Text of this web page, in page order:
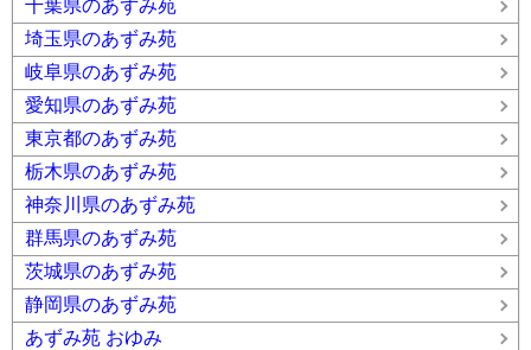
千葉県のあずみ苑
埼玉県のあずみ苑
岐阜県のあずみ苑
愛知県のあずみ苑
東京都のあずみ苑
栃木県のあずみ苑
神奈川県のあずみ苑
群馬県のあずみ苑
茨城県のあずみ苑
静岡県のあずみ苑
あずみ苑 おゆみ